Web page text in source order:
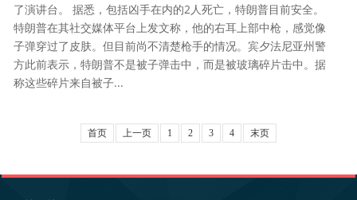
了演讲台。 据悉，包括凶手在内的2人死亡，特朗普目前安全。
特朗普在其社交媒体平台上发文称，他的右耳上部中枪，感觉像
子弹穿过了皮肤。但目前尚不清楚枪手的情况。宾夕法尼亚州警
方此前表示，特朗普不是被子弹击中，而是被玻璃碎片击中。据
称这些碎片来自被子...
首页 上一页 1 2 3 4 末页